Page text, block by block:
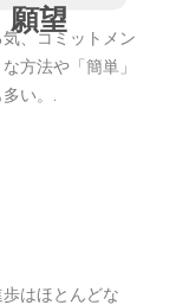
願望
、コミットメン
方法や「簡単」
い。.
はほとんどな